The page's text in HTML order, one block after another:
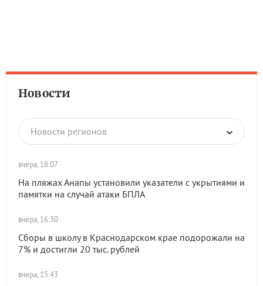
Новости
Новости регионов
вчера, 18:07
На пляжах Анапы установили указатели с укрытиями и
памятки на случай атаки БПЛА
вчера, 16:30
Сборы в школу в Краснодарском крае подорожали на
7% и достигли 20 тыс. рублей
вчера, 15:43